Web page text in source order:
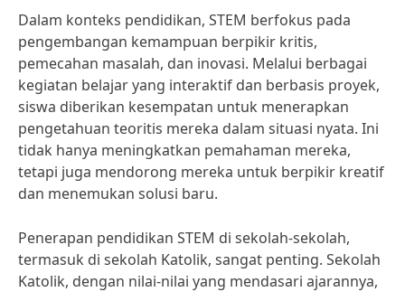
Dalam konteks pendidikan, STEM berfokus pada
pengembangan kemampuan berpikir kritis,
pemecahan masalah, dan inovasi. Melalui berbagai
kegiatan belajar yang interaktif dan berbasis proyek,
siswa diberikan kesempatan untuk menerapkan
pengetahuan teoritis mereka dalam situasi nyata. Ini
tidak hanya meningkatkan pemahaman mereka,
tetapi juga mendorong mereka untuk berpikir kreatif
dan menemukan solusi baru.
Penerapan pendidikan STEM di sekolah-sekolah,
termasuk di sekolah Katolik, sangat penting. Sekolah
Katolik, dengan nilai-nilai yang mendasari ajarannya,